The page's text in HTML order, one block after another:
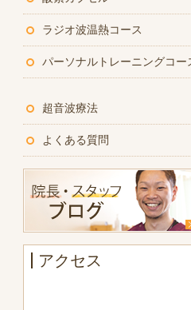
ラジオ波温熱コース
パーソナルトレーニングコー
超音波療法
よくある質問
アクセス